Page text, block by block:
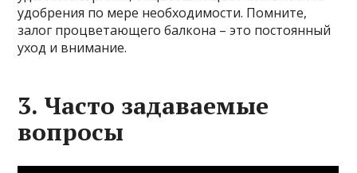
удобрения по мере необходимости. Помните,
залог процветающего балкона – это постоянный
уход и внимание.
3. Часто задаваемые
вопросы